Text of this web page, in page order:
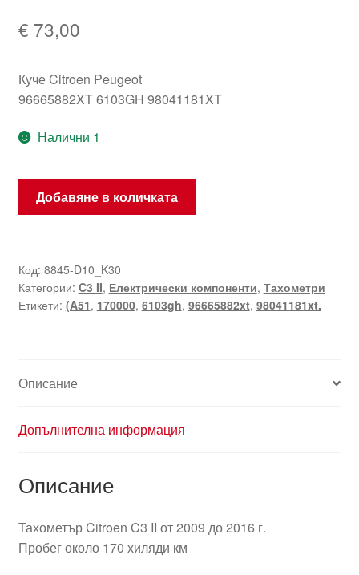
€ 73,00
Куче Citroen Peugeot
96665882XT 6103GH 98041181XT
Налични 1
количество
C3
II
170000
Добавяне в количката
Код: 8845-D10_K30
Категории: C3 II, Електрически компоненти, Тахометри
Етикети: (A51, 170000, 6103gh, 96665882xt, 98041181xt.
Описание
Допълнителна информация
Описание
Тахометър Citroen C3 II от 2009 до 2016 г.
Пробег около 170 хиляди км